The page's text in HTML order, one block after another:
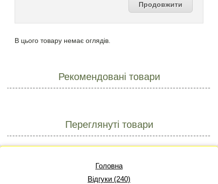
Продовжити
В цього товару немає оглядів.
Рекомендовані товари
Переглянуті товари
Головна
Відгуки (240)